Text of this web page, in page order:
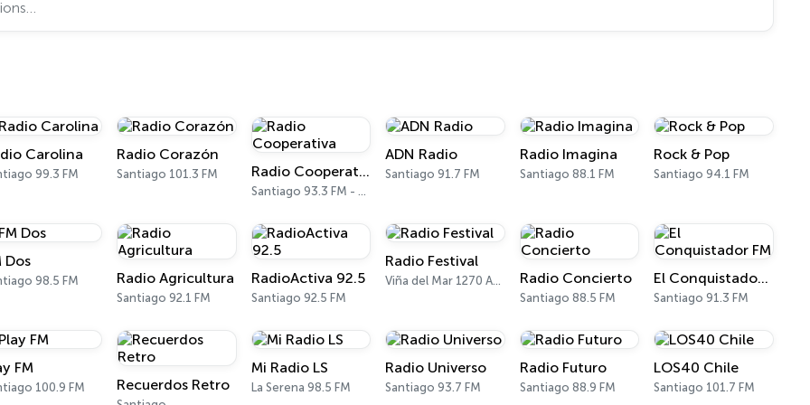
Carolina
99.3 FM
Radio Corazón
Santiago 101.3 FM Radio Cooperativa
Santiago 93.3 FM - 760 AM
ADN Radio
Santiago 91.7 FM
Radio Imagina
Santiago 88.1 FM
Rock & Pop
Santiago 94.1 FM
Dos
98.5 FM Radio Agricultura
Santiago 92.1 FM
RadioActiva 92.5
Santiago 92.5 FM
Radio Festival
Viña del Mar 1270 AM, 93.7 FM Radio Concierto
Santiago 88.5 FM
El Conquistador FM
Santiago 91.3 FM
FM
100.9 FM Recuerdos Retro
Mi Radio LS
La Serena 98.5 FM
Radio Universo
Santiago 93.7 FM
Radio Futuro
Santiago 88.9 FM
LOS40 Chile
Santiago 101.7 FM